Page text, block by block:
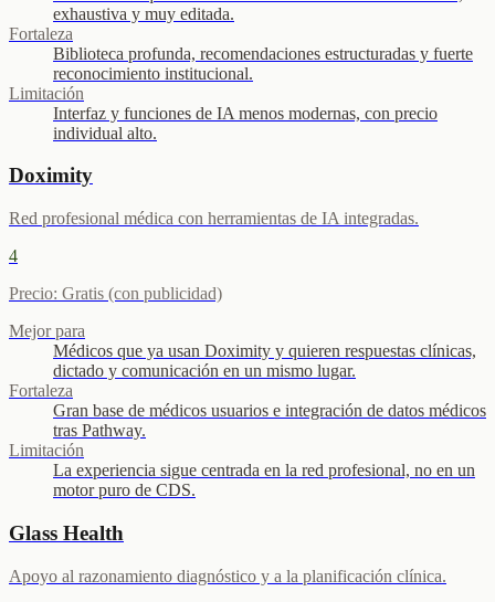
exhaustiva y muy editada.
Fortaleza
Biblioteca profunda, recomendaciones estructuradas y fuerte
reconocimiento institucional.
Limitación
Interfaz y funciones de IA menos modernas, con precio
individual alto.
Doximity
Red profesional médica con herramientas de IA integradas.
4
Precio: Gratis (con publicidad)
Mejor para
Médicos que ya usan Doximity y quieren respuestas clínicas,
dictado y comunicación en un mismo lugar.
Fortaleza
Gran base de médicos usuarios e integración de datos médicos
tras Pathway.
Limitación
La experiencia sigue centrada en la red profesional, no en un
motor puro de CDS.
Glass Health
Apoyo al razonamiento diagnóstico y a la planificación clínica.